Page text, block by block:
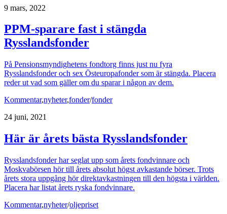
9 mars, 2022
PPM-sparare fast i stängda
Rysslandsfonder
På Pensionsmyndighetens fondtorg finns just nu fyra
Rysslandsfonder och sex Östeuropafonder som är stängda. Placera
reder ut vad som gäller om du sparar i någon av dem.
Kommentar,nyheter,fonder/fonder
24 juni, 2021
Här är årets bästa Rysslandsfonder
Rysslandsfonder har seglat upp som årets fondvinnare och
Moskvabörsen hör till årets absolut högst avkastande börser. Trots
årets stora uppgång hör direktavkastningen till den högsta i världen.
Placera har listat årets ryska fondvinnare.
Kommentar,nyheter/oljepriset